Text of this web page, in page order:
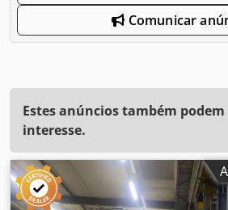
Comunicar
Estes anúncios também podem
interesse.